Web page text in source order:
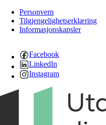
Personvern
Tilgjengelighetserklæring
Informasjonskapsler
Facebook
LinkedIn
Instagram